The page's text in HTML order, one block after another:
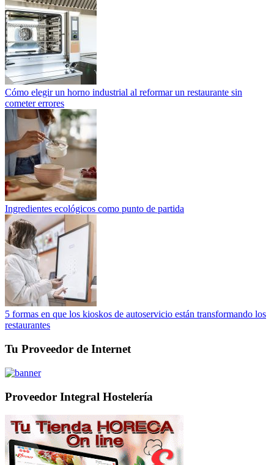
Cómo elegir un horno industrial al reformar un restaurante sin
cometer errores
Ingredientes ecológicos como punto de partida
5 formas en que los kioskos de autoservicio están transformando los
restaurantes
Tu Proveedor de Internet
Proveedor Integral Hostelería